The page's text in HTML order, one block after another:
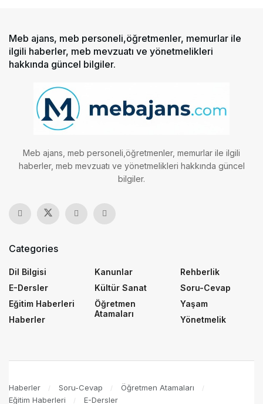
Meb ajans, meb personeli,öğretmenler, memurlar ile
ilgili haberler, meb mevzuatı ve yönetmelikleri
hakkında güncel bilgiler.
Meb ajans, meb personeli,öğretmenler, memurlar ile ilgili
haberler, meb mevzuatı ve yönetmelikleri hakkında güncel
bilgiler.
Categories
Dil Bilgisi
E-Dersler
Eğitim Haberleri
Haberler
Kanunlar
Kültür Sanat
Öğretmen
Atamaları
Rehberlik
Soru-Cevap
Yaşam
Yönetmelik
Haberler Soru-Cevap
Öğretmen Atamaları
Eğitim Haberleri
E-Dersler